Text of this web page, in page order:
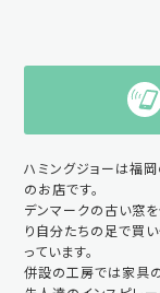
ハミングジョーは福
のお店です。
デンマークの古い窓
り自分たちの足で買
っています。
併設の工房では家具